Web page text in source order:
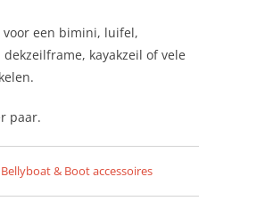
voor een bimini, luifel,
kayakzeil of vele
paar.
Bellyboat & Boot accessoires